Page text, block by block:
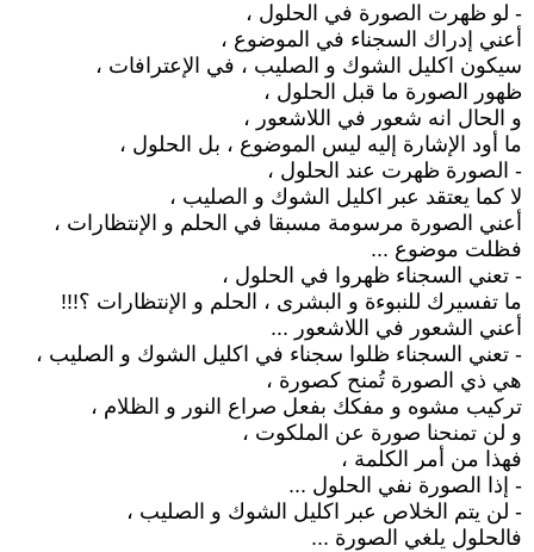
- لو ظهرت الصورة في الحلول ،
أعني إدراك السجناء في الموضوع ،
سيكون اكليل الشوك و الصليب ، في الإعترافات ،
ظهور الصورة ما قبل الحلول ،
و الحال انه شعور في اللاشعور ،
ما أود الإشارة إليه ليس الموضوع ، بل الحلول ،
- الصورة ظهرت عند الحلول ،
لا كما يعتقد عبر اكليل الشوك و الصليب ،
أعني الصورة مرسومة مسبقا في الحلم و الإنتظارات ،
فظلت موضوع ...
- تعني السجناء ظهروا في الحلول ،
ما تفسيرك للنبوءة و البشرى ، الحلم و الإنتظارات ؟!!!
أعني الشعور في اللاشعور ...
- تعني السجناء ظلوا سجناء في اكليل الشوك و الصليب ،
هي ذي الصورة تُمنح كصورة ،
تركيب مشوه و مفكك بفعل صراع النور و الظلام ،
و لن تمنحنا صورة عن الملكوت ،
فهذا من أمر الكلمة ،
- إذا الصورة نفي الحلول ...
- لن يتم الخلاص عبر اكليل الشوك و الصليب ،
فالحلول يلغي الصورة ...